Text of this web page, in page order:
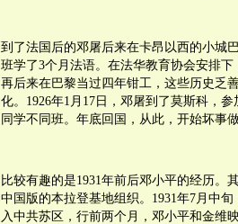
到了法国后的邓屠后来在卡昂以西的小城
班学了3个月法语。在法华教育协会安排下
再后来在巴黎当过四年钳工，这些历史乏
化。1926年1月17日，邓屠到了莫斯科，
同学不同班。年底回国，从此，开始坏事
比较有趣的是1931年前后邓小平的经历。
中国版的本拉登基地组织。1931年7月中
入中共苏区，行前两个月，邓小平和金维